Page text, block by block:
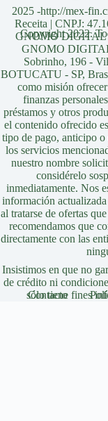
Copyright 2022.
2025 -http://mex-
Receita | CNPJ:
GNOMO DIGITAL
GNOMO
Sobrinho, 196 -
BOTUCATU - SP,
como misión
finanzas
préstamos y otros
el contenido ofrecido
tipo de pago, anticipo o
los servicios
nuestro nombre
considérelo
inmediatamente. Nos
información
al tratarse de ofertas
recomendamos que
directamente con las
Insistimos en que no
de crédito ni
sólo tiene fines
Contacto